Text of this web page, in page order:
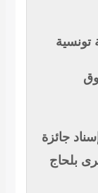
جائزة
بشرى بلحاج